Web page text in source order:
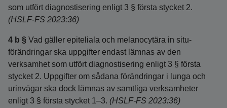
som utfört diagnostisering enligt 3 § första stycket 2.
(HSLF-FS 2023:36)
4 b § Vad gäller epiteliala och melanocytära in situ-
förändringar ska uppgifter endast lämnas av den
verksamhet som utfört diagnostisering enligt 3 § första
stycket 2. Uppgifter om sådana förändringar i lunga och
urinvägar ska dock lämnas av samtliga verksamheter
enligt 3 § första stycket 1–3. (HSLF-FS 2023:36)